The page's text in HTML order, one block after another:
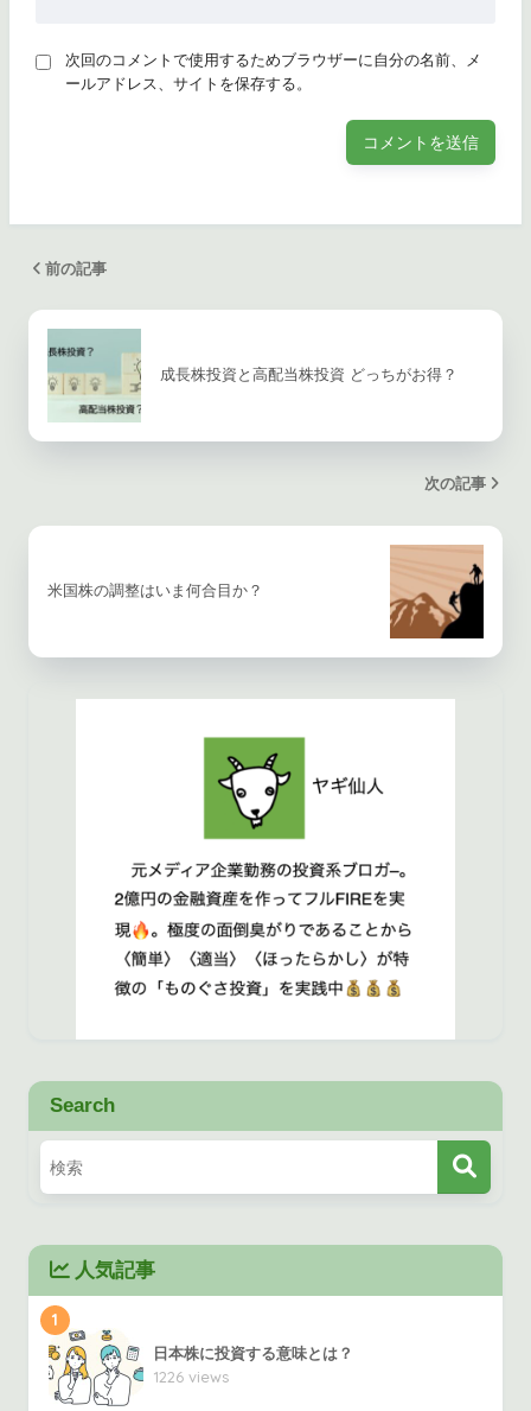
次回のコメントで使用するためブラウザーに自分の名前、メ
ールアドレス、サイトを保存する。
前の記事
成長株投資と高配当株投資 どっちがお得？
次の記事
米国株の調整はいま何合目か？
Search
人気記事
1
日本株に投資する意味とは？
1226 views